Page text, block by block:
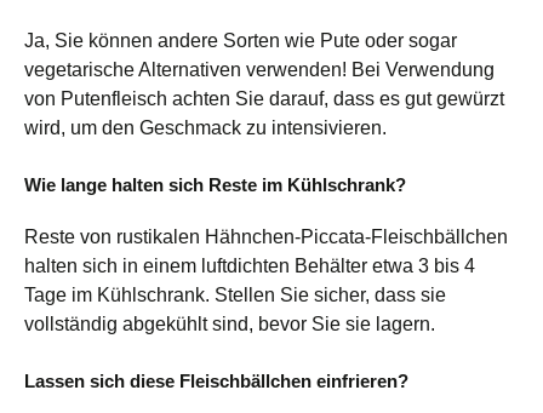
Ja, Sie können andere Sorten wie Pute oder sogar
vegetarische Alternativen verwenden! Bei Verwendung
von Putenfleisch achten Sie darauf, dass es gut gewürzt
wird, um den Geschmack zu intensivieren.
Wie lange halten sich Reste im Kühlschrank?
Reste von rustikalen Hähnchen-Piccata-Fleischbällchen
halten sich in einem luftdichten Behälter etwa 3 bis 4
Tage im Kühlschrank. Stellen Sie sicher, dass sie
vollständig abgekühlt sind, bevor Sie sie lagern.
Lassen sich diese Fleischbällchen einfrieren?